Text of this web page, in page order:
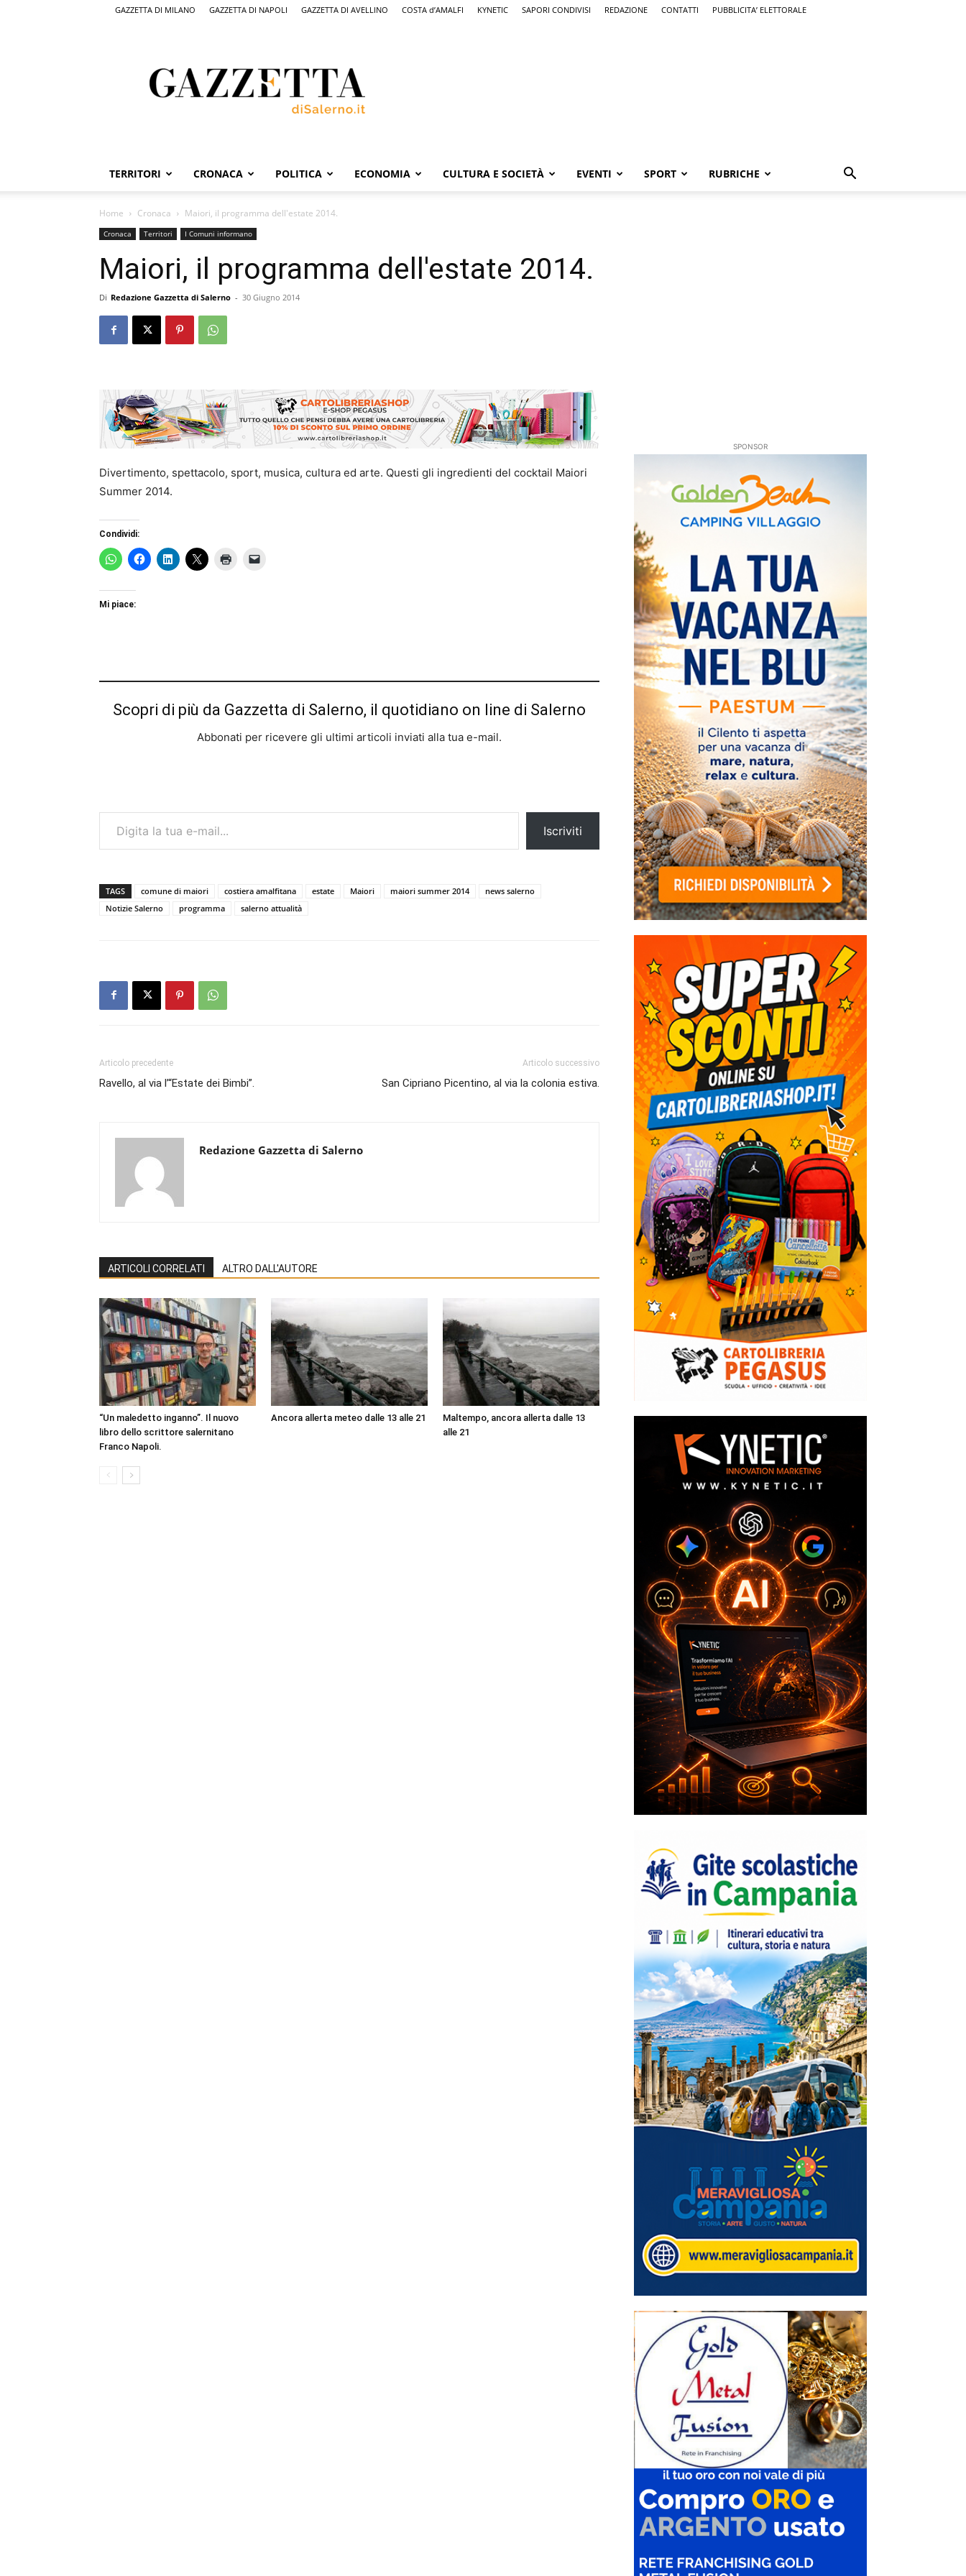
GAZZETTA DI MILANO GAZZETTA DI NAPOLI GAZZETTA DI AVELLINO COSTA d’AMALFI KYNETIC SAPORI CONDIVISI REDAZIONE CONTATTI PUBBLICITA’ ELETTORALE
Salerno,
il
quotidiano
Salerno
TERRITORI CRONACA POLITICA ECONOMIA CULTURA E SOCIETÀ EVENTI SPORT RUBRICHE
Home Cronaca Maiori, il programma dell'estate 2014.
Cronaca Territori I Comuni informano
Maiori, il programma dell'estate 2014.
Di Redazione Gazzetta di Salerno - 30 Giugno 2014
Divertimento, spettacolo, sport, musica, cultura ed arte. Questi gli ingredienti del cocktail Maiori
Summer 2014.
Condividi:
Mi piace:
Scopri di più da Gazzetta di Salerno, il quotidiano on line di Salerno
Abbonati per ricevere gli ultimi articoli inviati alla tua e-mail.
Digita la tua e-mail...
Iscriviti
TAGS comune di maiori costiera amalfitana estate Maiori maiori summer 2014
news salerno
Notizie Salerno
programma salerno attualità
Articolo precedente
Ravello, al via l’“Estate dei Bimbi”.
Articolo successivo
San Cipriano Picentino, al via la colonia estiva.
Redazione Gazzetta di Salerno
ARTICOLI CORRELATI ALTRO DALL'AUTORE
“Un maledetto inganno”. Il nuovo
libro dello scrittore salernitano
Franco Napoli.
Ancora allerta meteo dalle 13 alle 21
Maltempo, ancora allerta dalle 13
alle 21
SPONSOR